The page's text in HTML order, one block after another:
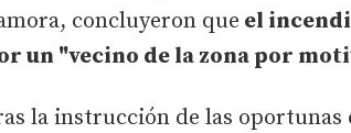
concluyeron que el
un "vecino de la zona por
la instrucción de las